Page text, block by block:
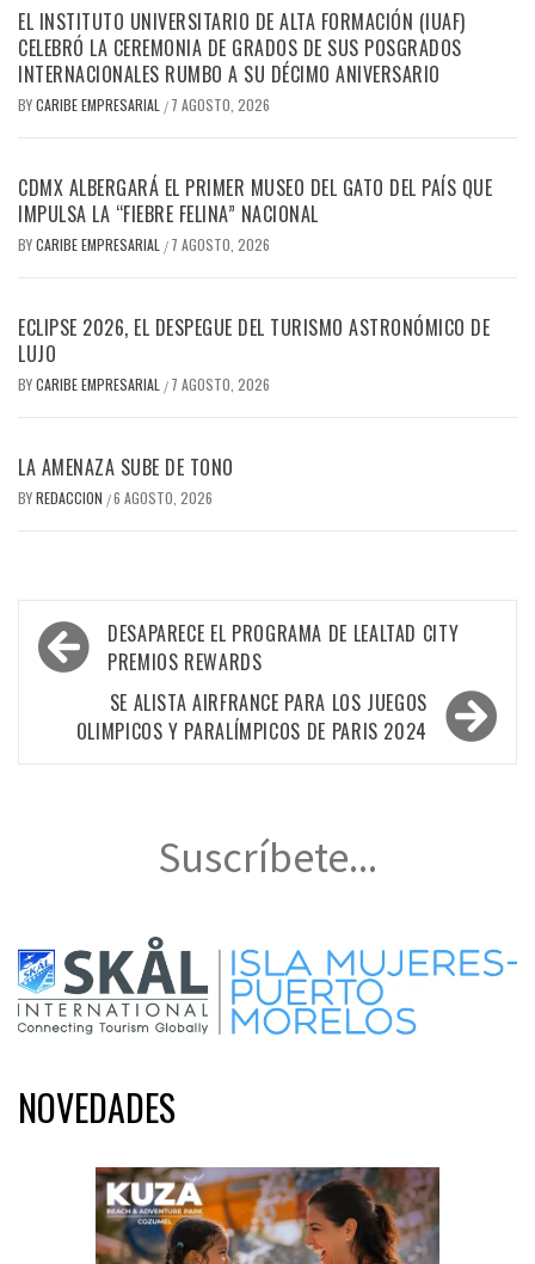
EL INSTITUTO UNIVERSITARIO DE ALTA FORMACIÓN (IUAF)
CELEBRÓ LA CEREMONIA DE GRADOS DE SUS POSGRADOS
INTERNACIONALES RUMBO A SU DÉCIMO ANIVERSARIO
BYCARIBE EMPRESARIAL / 7 AGOSTO, 2026
CDMX ALBERGARÁ EL PRIMER MUSEO DEL GATO DEL PAÍS QUE
IMPULSA LA “FIEBRE FELINA” NACIONAL
BYCARIBE EMPRESARIAL / 7 AGOSTO, 2026
ECLIPSE 2026, EL DESPEGUE DEL TURISMO ASTRONÓMICO DE
LUJO
BYCARIBE EMPRESARIAL / 7 AGOSTO, 2026
LA AMENAZA SUBE DE TONO
BYREDACCION /6 AGOSTO, 2026
Navegación
de
entradas
DESAPARECE EL PROGRAMA DE LEALTAD CITY
PREMIOS REWARDS
SE ALISTA AIRFRANCE PARA LOS JUEGOS
OLIMPICOS Y PARALÍMPICOS DE PARIS 2024
Suscríbete...
NOVEDADES